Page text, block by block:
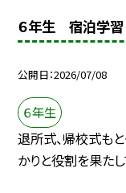
６年生 宿泊学
公開日 2026/07/08
６年生
退所式、帰校式も
かりと役割を果た